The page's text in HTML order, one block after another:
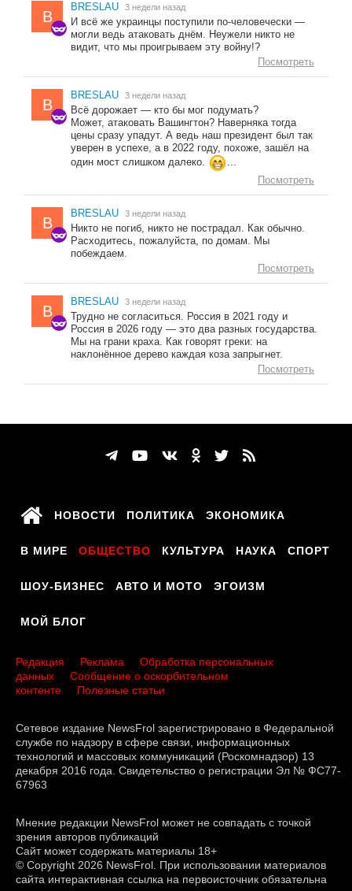
B
BRESLAU 3 недели назад
И всё же украинцы поступили по-человечески —
могли ведь атаковать днём. Неужели никто не
видит, что мы проигрываем эту войну!?
Посмотреть
B
BRESLAU 3 недели назад
Всё дорожает — кто бы мог подумать?
Может, атаковать Вашингтон? Наверняка тогда
цены сразу упадут. А ведь наш президент был так
уверен в успехе, а в 2022 году, похоже, зашёл на
один мост слишком далеко.
...
Посмотреть
B
BRESLAU 3 недели назад
Никто не погиб, никто не пострадал. Как обычно.
Расходитесь, пожалуйста, по домам. Мы
побеждаем.
Посмотреть
B
BRESLAU 3 недели назад
Трудно не согласиться. Россия в 2021 году и
Россия в 2026 году — это два разных государства.
Мы на грани краха. Как говорят греки: на
наклонённое дерево каждая коза запрыгнет.
Посмотреть
НОВОСТИ ПОЛИТИКА ЭКОНОМИКА
В МИРЕ ОБЩЕСТВО КУЛЬТУРА НАУКА СПОРТ
ШОУ-БИЗНЕС АВТО И МОТО ЭГОИЗМ
МОЙ БЛОГ
Редакция Реклама
Обработка персональных
данных
Сообщение о оскорбительном
контенте
Полезные статьи
Сетевое издание NewsFrol зарегистрировано в Федеральной
службе по надзору в сфере связи, информационных
технологий и массовых коммуникаций (Роскомнадзор) 13
декабря 2016 года. Свидетельство о регистрации Эл № ФС77-
67963
Мнение редакции NewsFrol может не совпадать с точкой
зрения авторов публикаций
Сайт может содержать материалы 18+
© Copyright 2026 NewsFrol. При использовании материалов
сайта интерактивная ссылка на первоисточник обязательна